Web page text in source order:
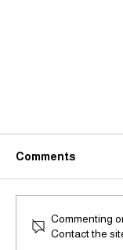
Comments
Commenting
Contact the